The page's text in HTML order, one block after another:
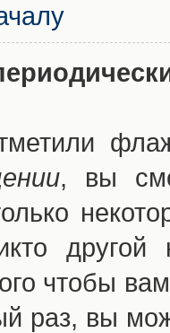
, вы
другой
чтобы
раз, вы